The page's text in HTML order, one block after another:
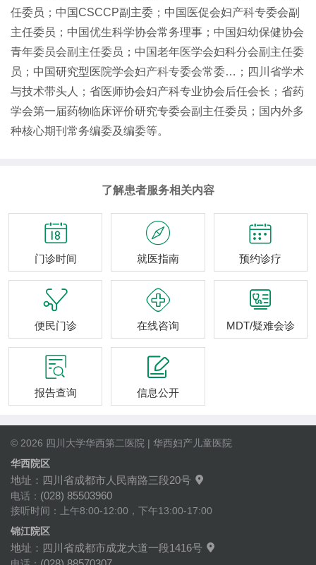
任委员；中国CSCCP副主委；中国医促会妇产科专委会副
主任委员；中国优生科学协会常务理事；中国妇幼保健协会
青年委员会副主任委员；中国老年医学会妇科分会副主任委
员；中国研究型医院学会妇产科专委会常委…；四川省学术
与技术带头人；省医师协会妇产科专业协会后任会长；省药
学会第一届药物临床评价研究专委会副主任委员；国内外多
种核心期刊常务编委及编委等。
了解患者服务相关内容

门诊时间

就医指南

预约诊疗

便民门诊

在线咨询

MDT/疑难会诊

报告查询

信息公开
© 2026 四川大学华西第二医院 | 华西妇产儿童医院
华西院区
地址：四川省成都市人民南路三段20号 
电话： (028) 85503960
接听时间：上午8:00-12:00，下午13:00-17:00
锦江院区
地址：四川省成都市成龙大道一段1416号 